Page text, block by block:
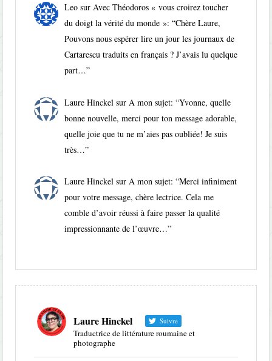
Leo sur Avec Théodoros « vous croirez toucher
du doigt la vérité du monde »: “Chère Laure,
Pouvons nous espérer lire un jour les journaux de
Cartarescu traduits en français ? J’avais lu quelque
part…”
Laure Hinckel sur A mon sujet: “Yvonne, quelle
bonne nouvelle, merci pour ton message adorable,
quelle joie que tu ne m’aies pas oubliée! Je suis
très…”
Laure Hinckel surA mon sujet: “Merci infiniment
pour votre message, chère lectrice. Cela me
comble d’avoir réussi à faire passer la qualité
impressionnante de l’œuvre…”
Laure Hinckel Suivre
Traductrice de littérature roumaine et
photographe